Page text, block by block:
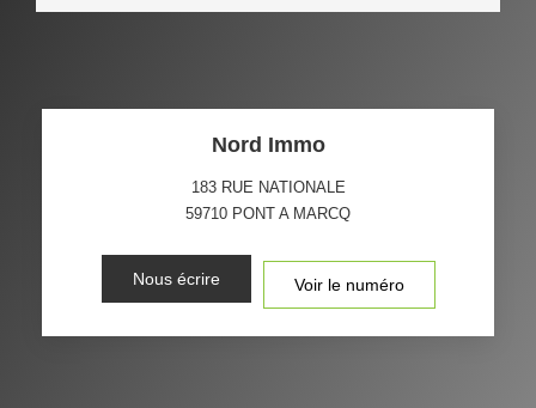
Nord Immo
183 RUE NATIONALE
59710 PONT A MARCQ
Nous écrire Voir le numéro